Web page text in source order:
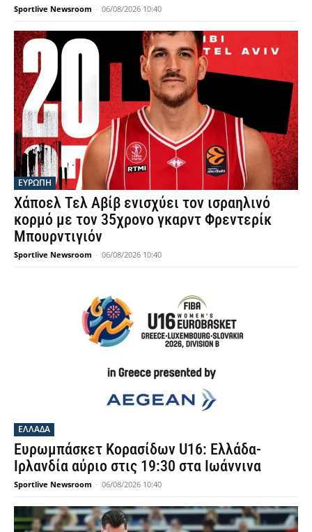
Sportlive Newsroom - 06/08/2026 10:40
ΕΥΡΩΠΗ
Χάποελ Τελ Αβίβ ενισχύει τον ισραηλινό
κορμό με τον 35χρονο γκαρντ Φρεντερίκ
Μπουρντιγιόν
Sportlive Newsroom - 06/08/2026 10:40
ΕΛΛΑΔΑ
Ευρωμπάσκετ Κορασίδων U16: Ελλάδα-
Ιρλανδία αύριο στις 19:30 στα Ιωάννινα
Sportlive Newsroom - 06/08/2026 10:40